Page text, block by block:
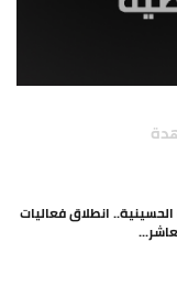
انطلاق فعاليات